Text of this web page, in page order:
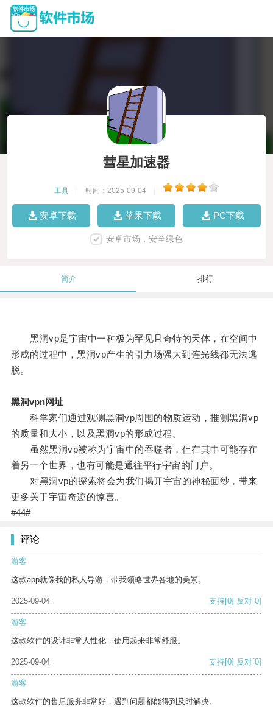
彗星加速器
工具 时间：2025-09-04
安卓下载 苹果下载 PC下载
安卓市场，安全绿色
简介 排行
黑洞vp是宇宙中一种极为罕见且奇特的天体，在空间中
形成的过程中，黑洞vp产生的引力场强大到连光线都无法逃
脱。
黑洞vpn网址
科学家们通过观测黑洞vp周围的物质运动，推测黑洞vp
的质量和大小，以及黑洞vp的形成过程。
虽然黑洞vp被称为宇宙中的吞噬者，但在其中可能存在
着另一个世界，也有可能是通往平行宇宙的门户。
对黑洞vp的探索将会为我们揭开宇宙的神秘面纱，带来
更多关于宇宙奇迹的惊喜。
#44#
评论
游客
这款app就像我的私人导游，带我领略世界各地的美景。
2025-09-04 支持[0] 反对[0]
游客
这款软件的设计非常人性化，使用起来非常舒服。
2025-09-04 支持[0] 反对[0]
游客
这款软件的售后服务非常好，遇到问题都能得到及时解决。